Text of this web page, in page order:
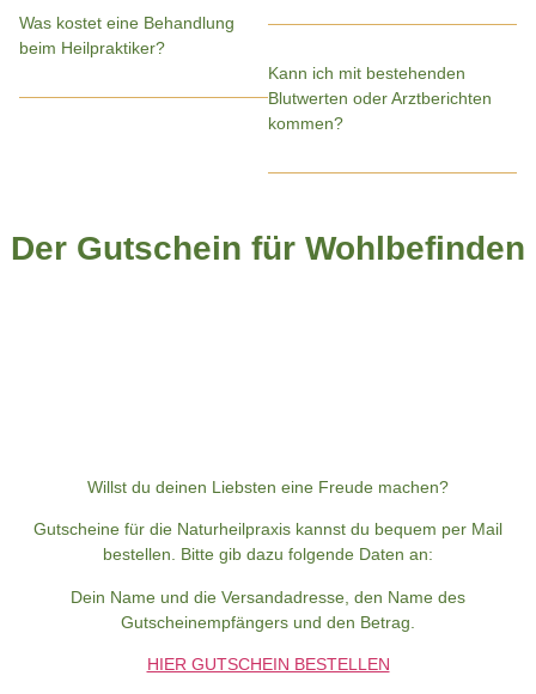
Was kostet eine Behandlung
beim Heilpraktiker?
Kann ich mit bestehenden
Blutwerten oder Arztberichten
kommen?
Der Gutschein für Wohlbefinden
Willst du deinen Liebsten eine Freude machen?
Gutscheine für die Naturheilpraxis kannst du bequem per Mail
bestellen. Bitte gib dazu folgende Daten an:
Dein Name und die Versandadresse, den Name des
Gutscheinempfängers und den Betrag.
HIER GUTSCHEIN BESTELLEN